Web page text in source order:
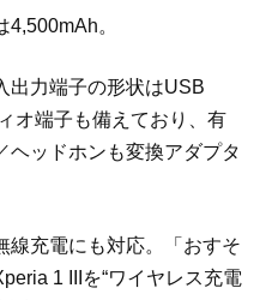
。
出力端子の形状はUSB
オ端子も備えており、有
ヘッドホンも変換アダプタ
線充電にも対応。「おすそ
1 IIIを“ワイヤレス充電